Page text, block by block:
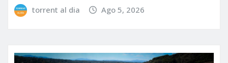
torrent al dia Ago 5, 2026